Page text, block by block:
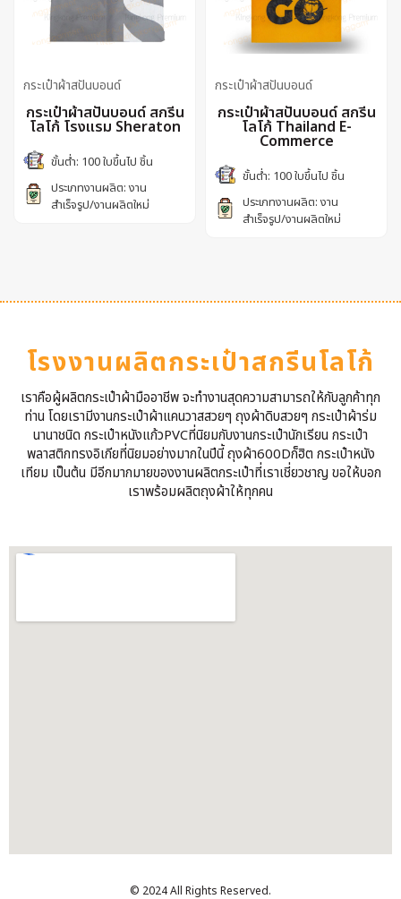
กระเป๋าผ้าสปันบอนด์
กระเป๋าผ้าสปันบอนด์ สกรีน
โลโก้ โรงแรม Sheraton
ขั้นต่ำ: 100 ใบขึ้นไป ชิ้น
ประเภทงานผลิต: งาน
สำเร็จรูป/งานผลิตใหม่
กระเป๋าผ้าสปันบอนด์
กระเป๋าผ้าสปันบอนด์ สกรีน
โลโก้ Thailand E-
Commerce
ขั้นต่ำ: 100 ใบขึ้นไป ชิ้น
ประเภทงานผลิต: งาน
สำเร็จรูป/งานผลิตใหม่
โรงงานผลิตกระเป๋าสกรีนโลโก้
เราคือผู้ผลิตกระเป๋าผ้ามืออาชีพ จะทำงานสุดความสามารถให้กับลูกค้าทุก
ท่าน โดยเรามีงานกระเป๋าผ้าแคนวาสสวยๆ ถุงผ้าดิบสวยๆ กระเป๋าผ้าร่ม
นานาชนิด กระเป๋าหนังแก้วPVCที่นิยมกับงานกระเป๋านักเรียน กระเป๋า
พลาสติกทรงอิเกียที่นิยมอย่างมากในปีนี้ ถุงผ้า600Dก็ฮิต กระเป๋าหนัง
เทียม เป็นต้น มีอีกมากมายของงานผลิตกระเป๋าที่เราเชี่ยวชาญ ขอให้บอก
เราพร้อมผลิตถุงผ้าให้ทุกคน
© 2024 All Rights Reserved.